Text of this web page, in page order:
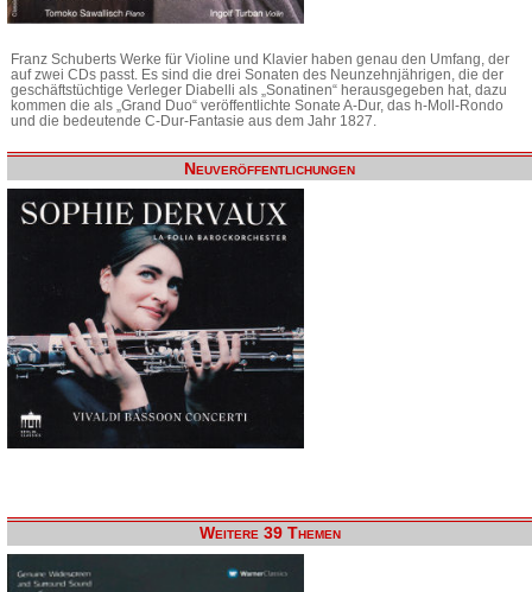
Franz Schuberts Werke für Violine und Klavier haben genau den Umfang, der
auf zwei CDs passt. Es sind die drei Sonaten des Neunzehnjährigen, die der
geschäftstüchtige Verleger Diabelli als „Sonatinen“ herausgegeben hat, dazu
kommen die als „Grand Duo“ veröffentlichte Sonate A-Dur, das h-Moll-Rondo
und die bedeutende C-Dur-Fantasie aus dem Jahr 1827.
Neuveröffentlichungen
Weitere 39 Themen